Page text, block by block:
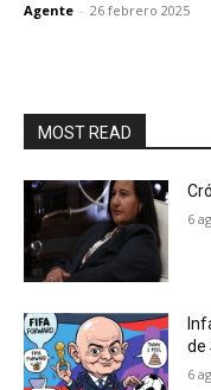
Agente - 26 febrero 2025
MOST READ
6
de
6